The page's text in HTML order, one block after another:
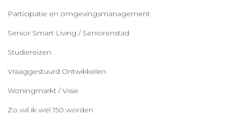
Participatie en omgevingsmanagement
Senior Smart Living / Seniorenstad
Studiereizen
Vraaggestuurd Ontwikkelen
Woningmarkt / Visie
Zo wil ik wel 150 worden